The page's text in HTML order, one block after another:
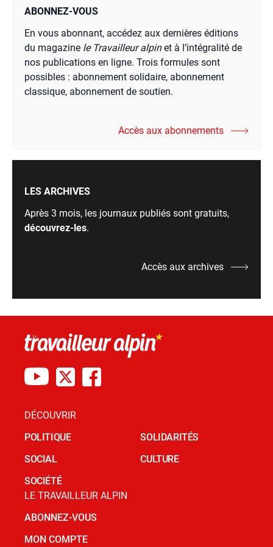
ABONNEZ-VOUS
En vous abonnant, accédez aux dernières éditions
du magazine le Travailleur alpinet à l’intégralité de
nos publications en ligne. Trois formules sont
possibles : abonnement solidaire, abonnement
classique, abonnement de soutien.
Accès aux abonnements
LES ARCHIVES
Après 3 mois, les journaux publiés sont gratuits,
découvrez-les.
Accès aux archives
DÉCOUVRIR
POLITIQUE
SOCIAL
SOCIÉTÉ
SOLIDARITÉS
CULTURE
LE TRAVAILLEUR ALPIN
ABONNEZ-VOUS
MON COMPTE